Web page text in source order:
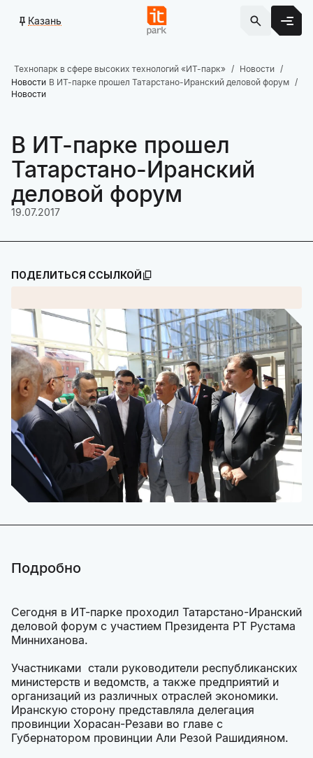
Казань
Технопарк в сфере высоких технологий «ИТ-парк»
Новости
Новости В ИТ-парке прошел Татарстано-Иранский деловой форум
Новости
В ИТ-парке прошел
Татарстано-Иранский
деловой форум
19.07.2017
ПОДЕЛИТЬСЯ ССЫЛКОЙ
Подробно
Сегодня в ИТ-парке проходил Татарстано-Иранский
деловой форум с участием Президента РТ Рустама
Минниханова.
Участниками стали руководители республиканских
министерств и ведомств, а также предприятий и
организаций из различных отраслей экономики.
Иранскую сторону представляла делегация
провинции Хорасан-Резави во главе с
Губернатором провинции Али Резой Рашидияном.